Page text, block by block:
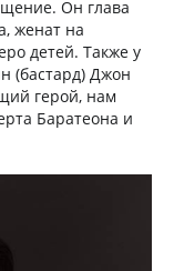
Он глава
женат на
детей. Также у
(бастард) Джон
герой, нам
Баратеона и